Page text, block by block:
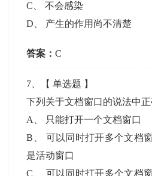
C 、不会感染
D
产生的作用尚不清楚
答案：C
7 、【单选题 】
下列关于文档窗口的说法中
A
只能打开一个文档窗口
B
可以同时打开多个文档
是活动窗口
C
可以同时打开多个文档